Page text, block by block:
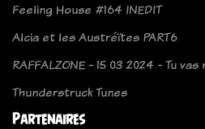
Feeling House #164 INEDIT
Alcia et les Austréïtes PART6
RAFFALZONE - 15 03 2024 - Tu
Thunderstruck Tunes
Partenaires